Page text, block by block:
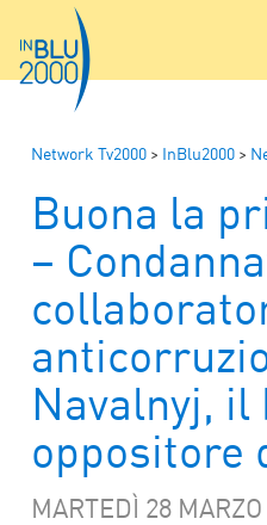
Network Tv2000 > InBlu2000 >
Buona la
–
Navalnyj,
oppositore
MARTEDÌ 28